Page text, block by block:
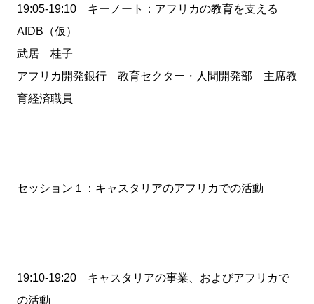
19:05-19:10 キーノート：アフリカの教育を支える
AfDB（仮）
武居 桂子
アフリカ開発銀行 教育セクター・人間開発部 主席教
育経済職員
セッション１：キャスタリアのアフリカでの活動
19:10-19:20 キャスタリアの事業、およびアフリカで
の活動